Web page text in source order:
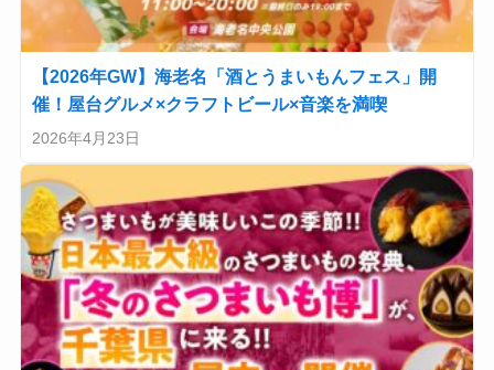
【2026年GW】海老名「酒とうまいもんフェス」開
催！屋台グルメ×クラフトビール×音楽を満喫
2026年4月23日